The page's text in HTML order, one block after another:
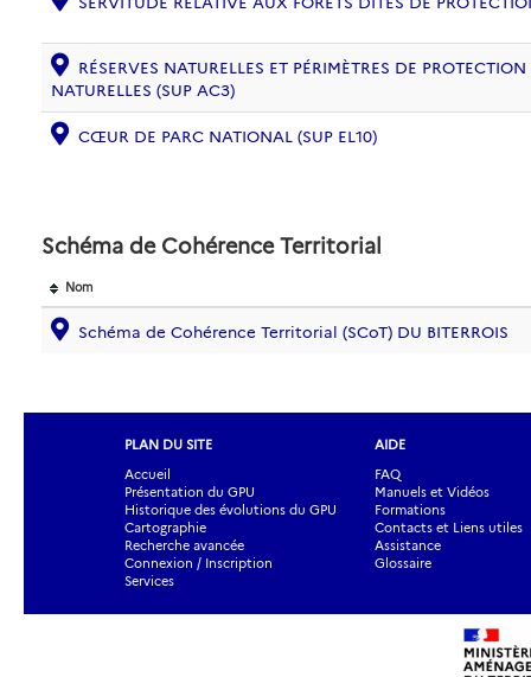
RÉSERVES NATURELLES ET PÉRIMÈTRES DE
NATURELLES (SUP AC3)
CŒUR DE PARC NATIONAL (SUP EL10)
Schéma de Cohérence Territorial
Nom
Schéma de Cohérence Territorial (SCoT) DU BITERROIS
PLAN DU SITE
Accueil
Présentation du GPU
Historique des évolutions du GPU
Cartographie
Recherche avancée
Connexion / Inscription
Services
AIDE
FAQ
Manuels et Vidéos
Formations
Contacts et Liens utiles
Assistance
Glossaire